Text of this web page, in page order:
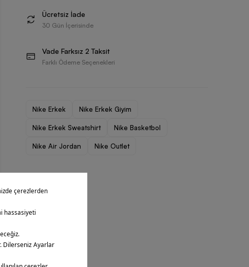
Ücretsiz İade
30 Gün İçerisinde
Vade Farksız 2 Taksit
Farklı Ödeme Seçenekleri
Nike Erkek Nike Erkek Giyim
Nike Erkek Sweatshirt Nike Basketbol
Nike Air Jordan Nike Outlet